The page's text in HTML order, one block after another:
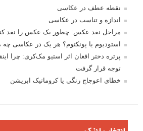
نقطه عطف در عکاسی
اندازه و تناسب در عکاسی
مراحل نقد عکس: چطور یک عکس را نقد
استودیوم یا پونکتوم؟ هر یک در عکاسی چه
پرتره دختر افغان اثر استیو مک‌کری: چرا
توجه قرار گرفت
خطای اعوجاج رنگی یا کروماتیک ابریشن